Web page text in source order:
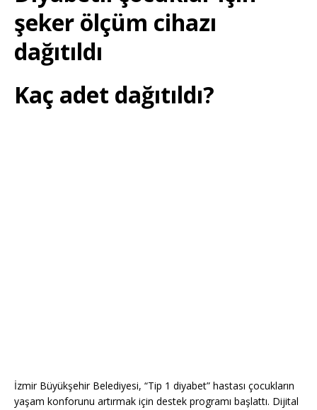
şeker ölçüm cihazı
dağıtıldı
Kaç adet dağıtıldı?
İzmir Büyükşehir Belediyesi, “Tip 1 diyabet” hastası çocukların
yaşam konforunu artırmak için destek programı başlattı. Dijital